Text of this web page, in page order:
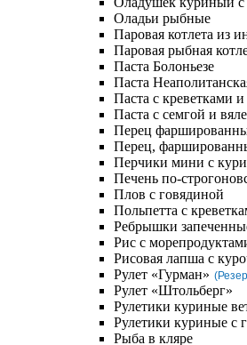
Оладьи рыбные
Паровая котлета из
Паровая рыбная
Паста Болоньезе
Паста
Паста с креветками
Паста с семгой и
Перец
Перец,
Перчики мини с
Печень по-
Плов с говядиной
Польпетта с
Ребрышки
Рис с
Рисовая лапша с
Рулет «Гурман»
Рулет «Штольберг»
Рулетики куриные
Рулетики куриные с
Рыба в кляре